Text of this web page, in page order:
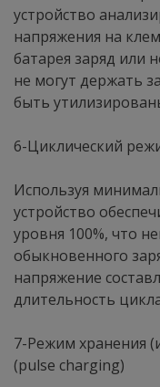
устройство
напряжения на
батарея заряд или
не могут держать
быть
6-Циклический
Используя
устройство
уровня 100%, что
обыкновенного
напряжение
длительность
7-Режим хранения
(pulse charging)